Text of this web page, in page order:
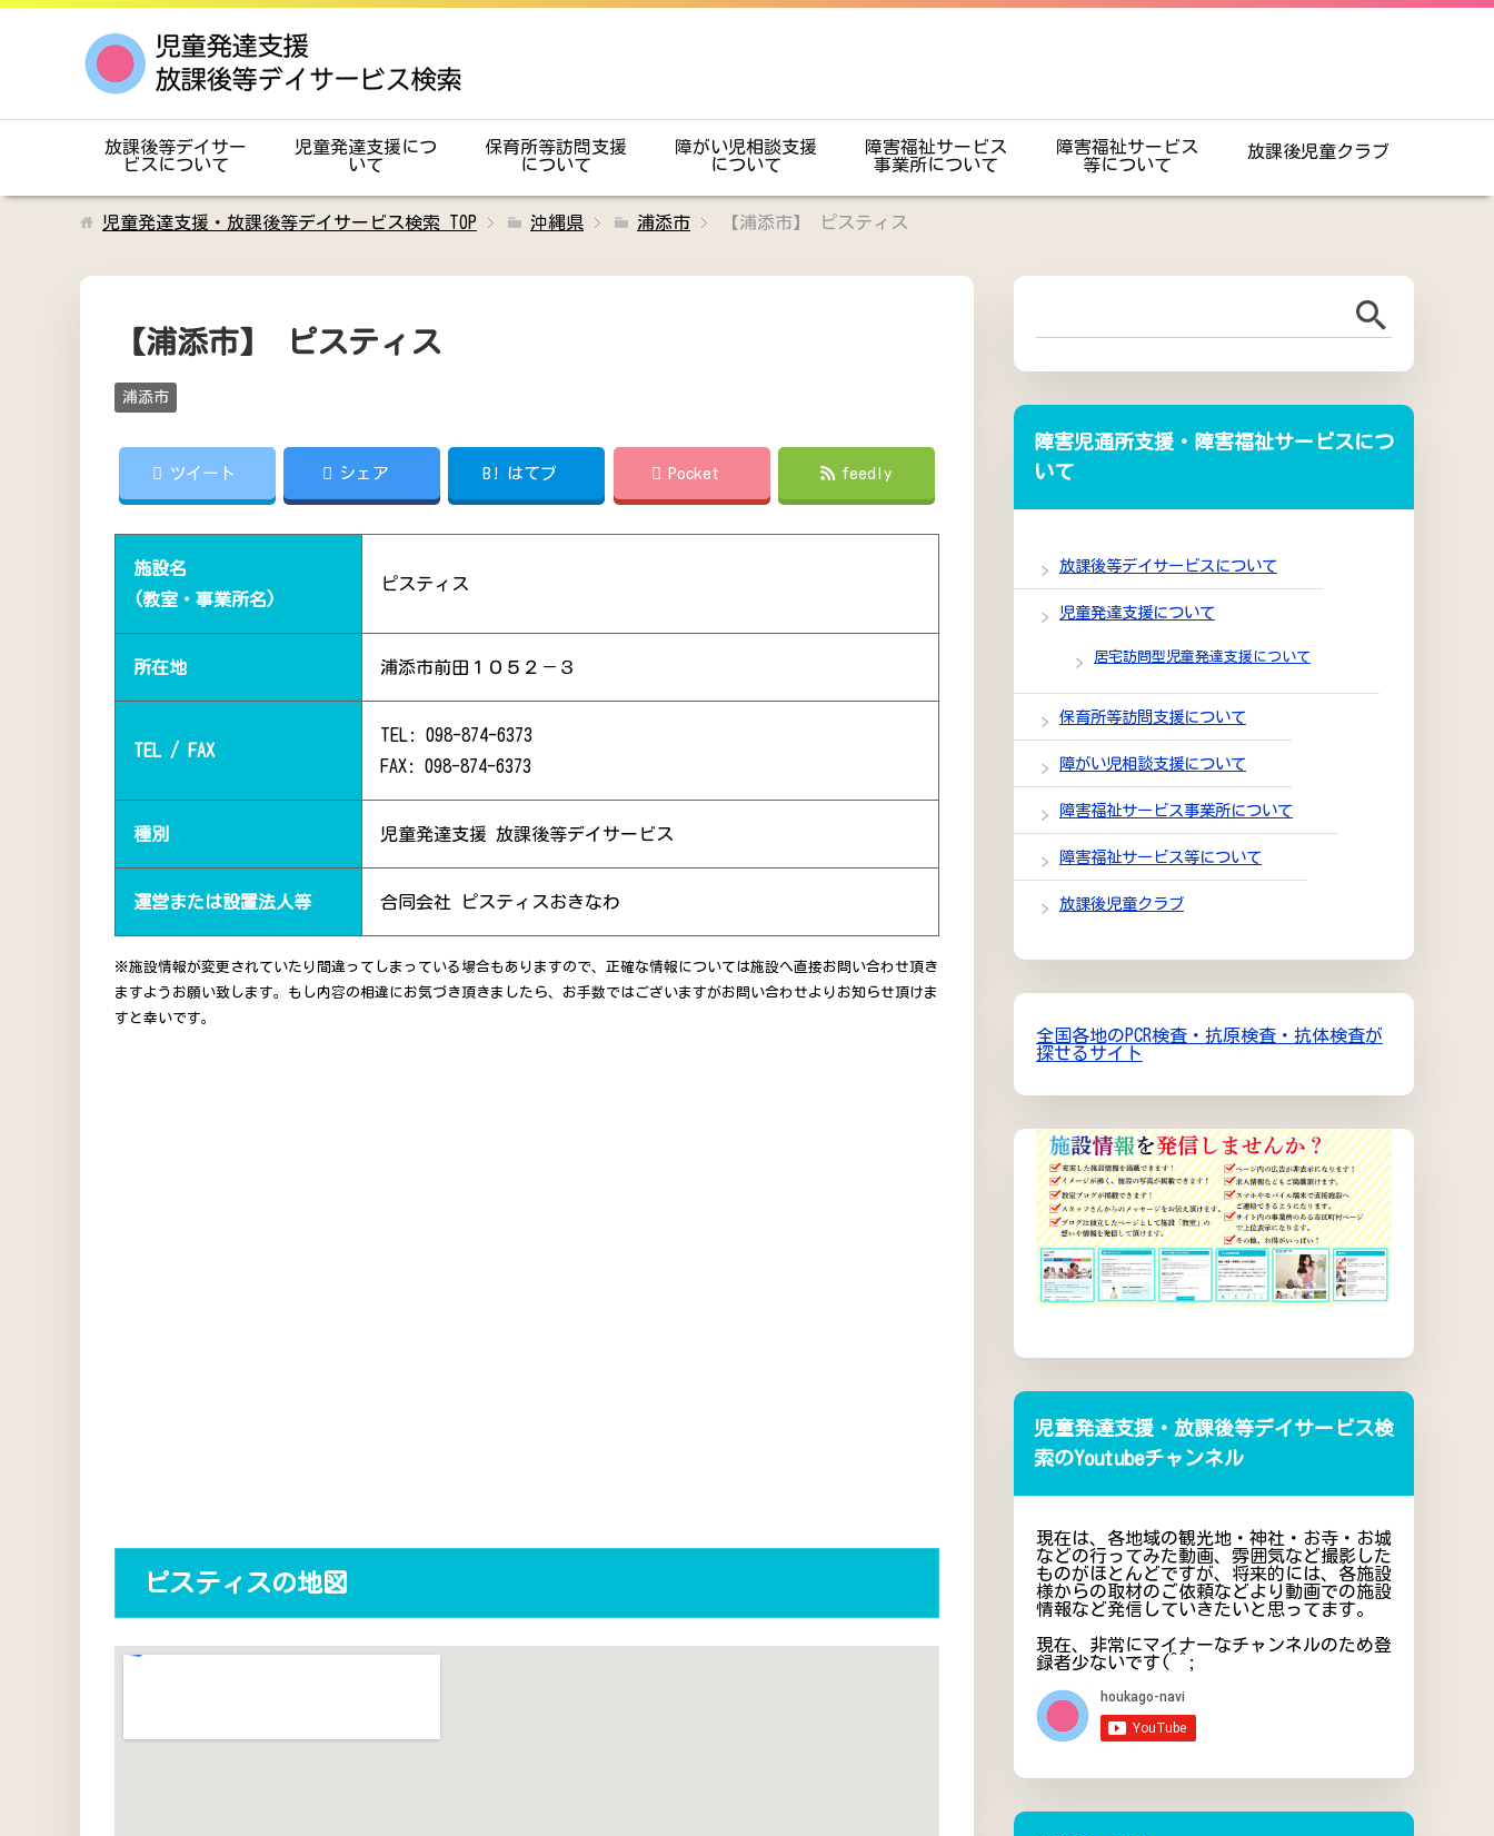
放課後等デイサー
ビスについて
児童発達支援につ
いて
保育所等訪問支援
について
障がい児相談支援
について
障害福祉サービス
事業所について
障害福祉サービス
等について
放課後児童クラブ
児童発達支援・放課後等デイサービス検索 TOP 沖縄県 浦添市 【浦添市】 ピスティス
【浦添市】 ピスティス
浦添市
ツイート シェア B! はてブ Pocket feedly
施設名
(教室・事業所名)
ピスティス
所在地 浦添市前田１０５２－３
TEL / FAX
TEL: 098-874-6373
FAX: 098-874-6373
種別 児童発達支援 放課後等デイサービス
運営または設置法人等 合同会社 ピスティスおきなわ
※施設情報が変更されていたり間違ってしまっている場合もありますので、正確な情報については施設へ直接お問い合わせ頂き
ますようお願い致します。もし内容の相違にお気づき頂きましたら、お手数ではございますがお問い合わせよりお知らせ頂けま
すと幸いです。
ピスティスの地図
障害児通所支援・障害福祉サービスにつ
いて
放課後等デイサービスについて
児童発達支援について
居宅訪問型児童発達支援について
保育所等訪問支援について
障がい児相談支援について
障害福祉サービス事業所について
障害福祉サービス等について
放課後児童クラブ
全国各地のPCR検査・抗原検査・抗体検査が
探せるサイト
児童発達支援・放課後等デイサービス検
索のYoutubeチャンネル
現在は、各地域の観光地・神社・お寺・お城
などの行ってみた動画、雰囲気など撮影した
ものがほとんどですが、将来的には、各施設
様からの取材のご依頼などより動画での施設
情報など発信していきたいと思ってます。
現在、非常にマイナーなチャンネルのため登
録者少ないです(^^;